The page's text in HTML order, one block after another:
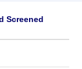
Screened